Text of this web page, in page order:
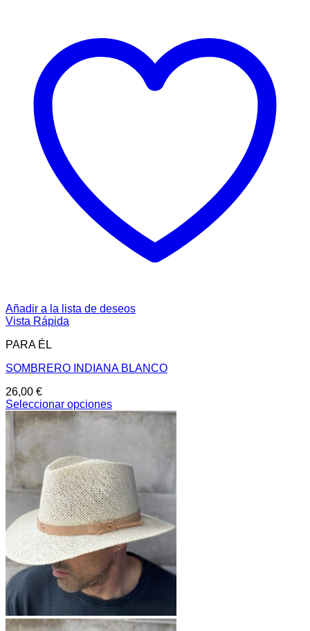
Añadir a la lista de deseos
Vista Rápida
PARA ÉL
SOMBRERO INDIANA BLANCO
26,00 €
Seleccionar opciones
Este
producto
múltiples
variantes.
Las
opciones
pueden
elegir
en
la
página
de
producto